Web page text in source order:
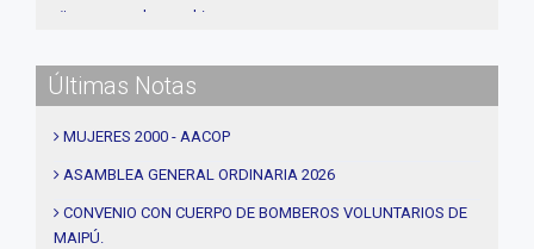
#procesos de coaching
#Actividades
#talleres
#videos
Últimas Notas
MUJERES 2000 - AACOP
ASAMBLEA GENERAL ORDINARIA 2026
CONVENIO CON CUERPO DE BOMBEROS VOLUNTARIOS DE
MAIPÚ.